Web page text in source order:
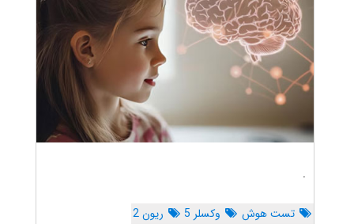
.
تست هوش وکسلر 5 ریون 2